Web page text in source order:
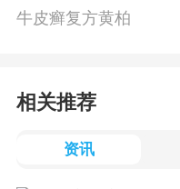
牛皮癣复方黄柏
相关推荐
资讯